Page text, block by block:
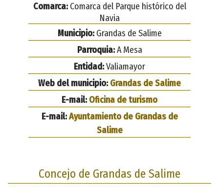
Comarca:Comarca del Parque histórico del
Navia
Municipio:Grandas de Salime
Parroquia:A Mesa
Entidad:Valiamayor
Web del municipio: Grandas de Salime
E-mail: Oficina de turismo
E-mail:Ayuntamiento de Grandas de
Salime
Concejo de Grandas de Salime